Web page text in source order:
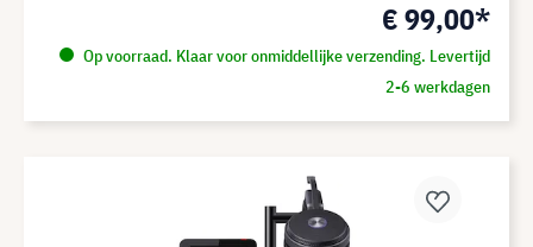
€ 99,00*
Op voorraad. Klaar voor onmiddellijke verzending. Levertijd
2-6 werkdagen